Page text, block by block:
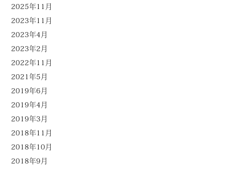
2025年11月
2023年11月
2023年4月
2023年2月
2022年11月
2021年5月
2019年6月
2019年4月
2019年3月
2018年11月
2018年10月
2018年9月